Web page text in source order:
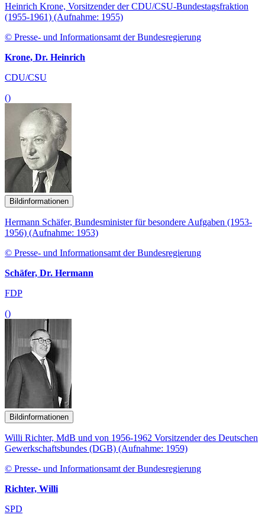
Heinrich Krone, Vorsitzender der CDU/CSU-Bundestagsfraktion
(1955-1961) (Aufnahme: 1955)
© Presse- und Informationsamt der Bundesregierung
Krone, Dr. Heinrich
CDU/CSU
()
Bildinformationen
Hermann Schäfer, Bundesminister für besondere Aufgaben (1953-
1956) (Aufnahme: 1953)
© Presse- und Informationsamt der Bundesregierung
Schäfer, Dr. Hermann
FDP
()
Bildinformationen
Willi Richter, MdB und von 1956-1962 Vorsitzender des Deutschen
Gewerkschaftsbundes (DGB) (Aufnahme: 1959)
© Presse- und Informationsamt der Bundesregierung
Richter, Willi
SPD